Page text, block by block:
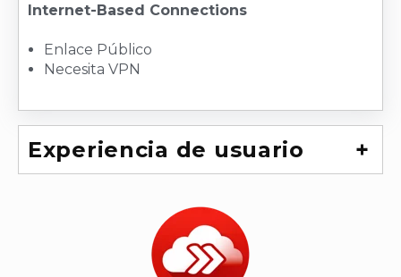
Internet-Based Connections
Enlace Público
Necesita VPN
Experiencia de usuario